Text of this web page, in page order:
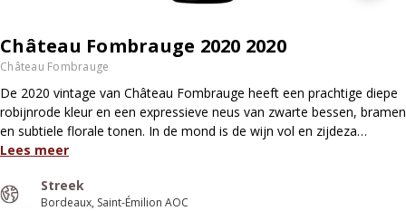
Château Fombrauge 2020 2020
Château Fombrauge
De 2020 vintage van Château Fombrauge heeft een prachtige diepe
robijnrode kleur en een expressieve neus van zwarte bessen, bramen
en subtiele florale tonen. In de mond is de wijn vol en zijdeza…
Lees meer
Streek
Bordeaux Saint-Émilion AOC